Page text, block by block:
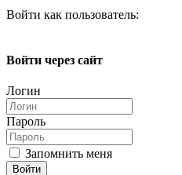
Войти как пользователь:
Войти через сайт
Логин
Пароль
Запомнить меня